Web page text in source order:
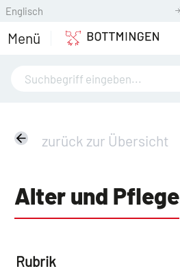
Englisch
Menü
zurück zur Übersicht
Alter und Pflege
Rubrik